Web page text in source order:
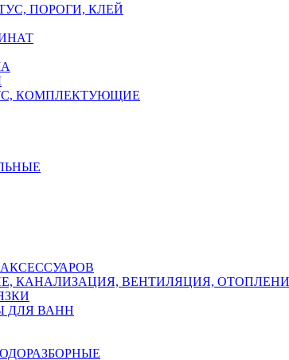
ПОРОГИ, КЛЕЙ
КОМПЛЕКТУЮЩИЕ
КАНАЛИЗАЦИЯ, ВЕНТИЛЯЦИЯ, ОТОПЛЕНИ
ДЛЯ ВАНН